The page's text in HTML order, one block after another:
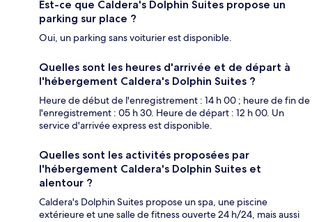
Est-ce que Caldera's Dolphin Suites propose un
parking sur place ?
Oui, un parking sans voiturier est disponible.
Quelles sont les heures d'arrivée et de départ à
l'hébergement Caldera's Dolphin Suites ?
Heure de début de l'enregistrement : 14 h 00 ; heure de fin de
l'enregistrement : 05 h 30. Heure de départ : 12 h 00. Un
service d'arrivée express est disponible.
Quelles sont les activités proposées par
l'hébergement Caldera's Dolphin Suites et
alentour ?
Caldera's Dolphin Suites propose un spa, une piscine
extérieure et une salle de fitness ouverte 24 h/24, mais aussi